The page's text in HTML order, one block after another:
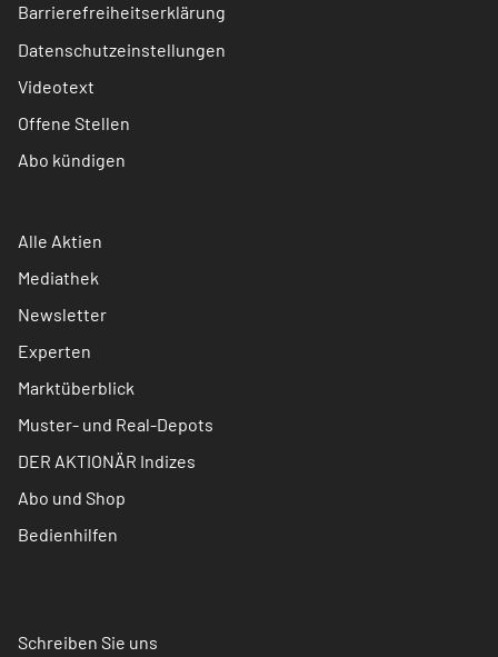
Barrierefreiheitserklärung
Datenschutzeinstellungen
Videotext
Offene Stellen
Abo kündigen
Alle Aktien
Mediathek
Newsletter
Experten
Marktüberblick
Muster- und Real-Depots
DER AKTIONÄR Indizes
Abo und Shop
Bedienhilfen
Schreiben Sie uns